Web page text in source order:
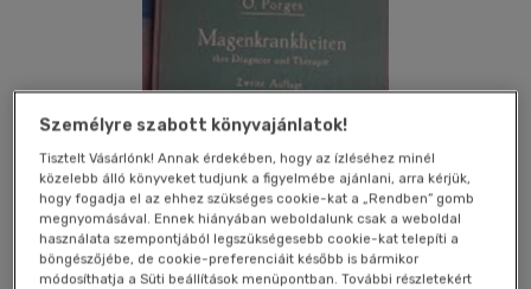
Személyre szabott könyvajánlatok!
Tisztelt Vásárlónk! Annak érdekében, hogy az ízléséhez minél
közelebb álló könyveket tudjunk a figyelmébe ajánlani, arra kérjük,
hogy fogadja el az ehhez szükséges cookie-kat a „Rendben” gomb
megnyomásával. Ennek hiányában weboldalunk csak a weboldal
használata szempontjából legszükségesebb cookie-kat telepíti a
böngészőjébe, de cookie-preferenciáit később is bármikor
módosíthatja a Süti beállítások menüpontban. További részletekért